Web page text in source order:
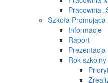
Pracownia
Szkoła
Informacje
Raport
Prezentacja
Rok